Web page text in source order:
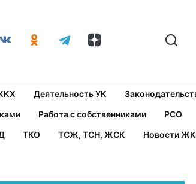
Деятельность УК
Работа с собственниками РСО
ТКО ТСЖ, ТСН, ЖСК Новости